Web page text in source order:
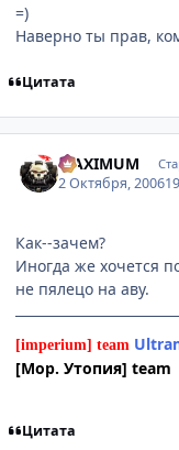
=)
Наверно ты прав,
Цитата
MAXIMUM
2 Октября, 2006
Как--зачем?
Иногда же хочется
не пялецо на аву.
[imperium] team
[Мор. Утопия] team
Цитата